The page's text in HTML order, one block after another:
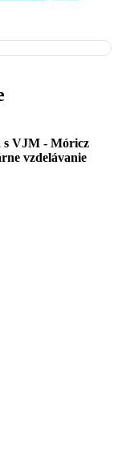
s VJM - Móricz
vzdelávanie